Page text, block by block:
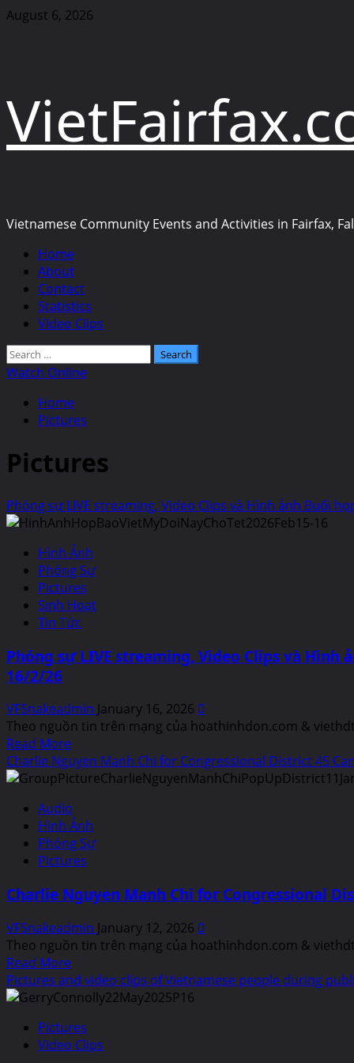
Skip
August 6, 2026
Vietnamese Community Events and Activities in Fairfax,
Primary
Menu
Home
About
Contact
Statistics
Video Clips
Search
for:
Watch Online
Home
Pictures
Pictures
Phóng sự LIVE streaming, Video Clips và Hình ảnh Buổi
Hình Ảnh
Phóng Sự
Pictures
Sinh Hoạt
Tin Tức
Phóng sự LIVE streaming, Video Clips và
16/2/26
VFSnakeadmin January 16, 2026 0
Theo nguồn tin trên mạng của hoathinhdon.com &
Read MoreRead
more
about
sự
LIVE
streaming,
Video
và
ảnh
Buổi
họp
mặt
truyền
thông
của
báo
Charlie Nguyen Manh Chi for Congressional District 45
Audio
Hình Ảnh
Phóng Sự
Pictures
Charlie Nguyen Manh Chi for Congressional
VFSnakeadmin January 12, 2026 0
Theo nguồn tin trên mạng của hoathinhdon.com &
Read MoreRead
more
about
Nguyen
Manh
Pictures and video clips of Vietnamese people during
Pictures
Video Clips